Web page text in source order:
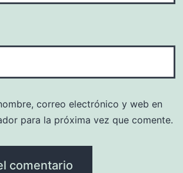
correo electrónico y web en
para la próxima vez que comente.